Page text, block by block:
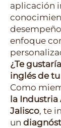
aplicación
enfoque
¿Te
inglés de
Como
la
Jalisco, te
un